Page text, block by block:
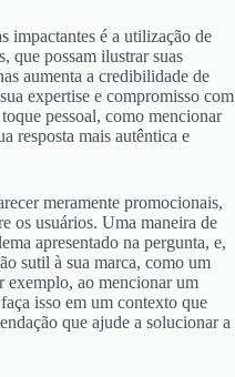
impactantes é a utilização de
que possam ilustrar suas
aumenta a credibilidade de
expertise e compromisso com
pessoal, como mencionar
resposta mais autêntica e
meramente promocionais,
os usuários. Uma maneira de
apresentado na pergunta, e,
sutil à sua marca, como um
exemplo, ao mencionar um
isso em um contexto que
que ajude a solucionar a